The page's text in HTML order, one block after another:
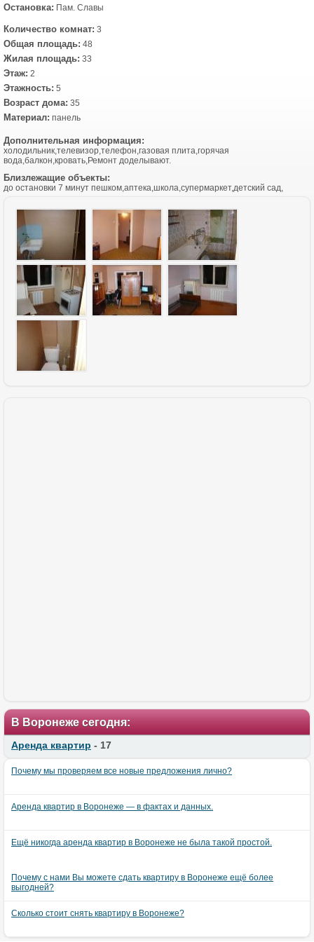
Остановка: Пам. Славы
Количество комнат: 3
Общая площадь: 48
Жилая площадь: 33
Этаж: 2
Этажность: 5
Возраст дома: 35
Материал: панель
Дополнительная информация:
холодильник,телевизор,телефон,газовая плита,горячая
вода,балкон,кровать,Ремонт доделывают.
Близлежащие объекты:
до остановки 7 минут пешком,аптека,школа,супермаркет,детский сад,
В Воронеже сегодня:
Аренда квартир - 17
Почему мы проверяем все новые предложения лично?
Аренда квартир в Воронеже — в фактах и данных.
Ещё никогда аренда квартир в Воронеже не была такой простой.
Почему с нами Вы можете сдать квартиру в Воронеже ещё более
выгодней?
Сколько стоит снять квартиру в Воронеже?